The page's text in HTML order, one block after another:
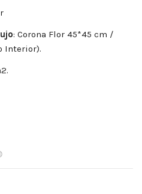
: Corona Flor 45*45 cm /
Interior).